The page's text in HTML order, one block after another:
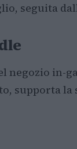
seguita
negozio in-
supporta la